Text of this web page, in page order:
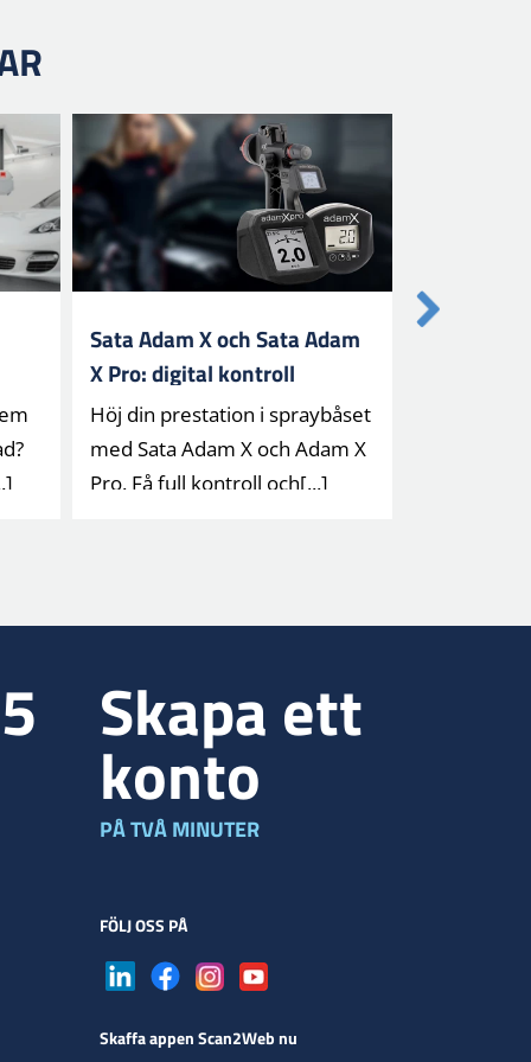
Sata Adam X och Sata Adam
X Pro: digital kontroll
Höj din prestation i spraybåset
med Sata Adam X och Adam X
Pro. Få full kontroll och[...]
Sata Jet
Skapa ett
konto
PÅ TVÅ MINUTER
FÖLJ OSS PÅ
Skaffa appen Scan2Web nu